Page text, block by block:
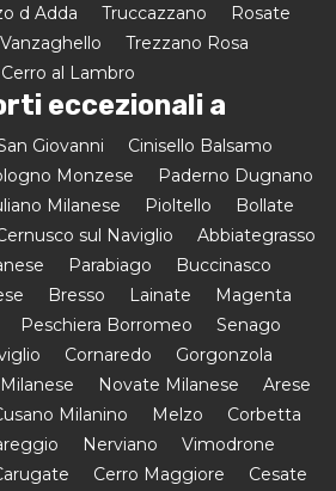
d Adda Truccazzano
Rosate
Vanzaghello
Trezzano Rosa
Cerro al Lambro
eccezionali a
Giovanni
Cinisello Balsamo
Monzese
Paderno Dugnano
Milanese Pioltello
Bollate
sul Naviglio
Abbiategrasso
Parabiago
Buccinasco
Bresso Lainate
Magenta
Peschiera Borromeo
Senago
Cornaredo
Gorgonzola
Novate Milanese
Arese
Milanino Melzo
Corbetta
Nerviano
Vimodrone
Cerro Maggiore
Cesate